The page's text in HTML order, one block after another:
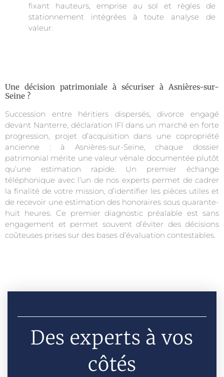
fixant hauteurs, emprise au sol et règles de
stationnement intégrées à toute analyse de
valeur.
Une décision patrimoniale à sécuriser à Asnières-sur-
Seine ?
Succession entre héritiers dispersés, divorce engagé
devant Nanterre, déclaration IFI dans un marché en forte
progression, projet d’acquisition dans une copropriété
ancienne : à Asnières-sur-Seine, chaque dossier
patrimonial mérite une valeur vénale documentée plutôt
qu’une estimation rapide. Un premier échange
téléphonique avec l’un de nos experts permet de cadrer
la finalité de votre mission, d’identifier les pièces utiles et
de recevoir une estimation des honoraires sous quarante-
huit heures. Ce premier diagnostic préalable est sans
engagement et permet souvent d’éviter des décisions
coûteuses prises sur des bases d’évaluation contestables.
Des experts à vos
côtés